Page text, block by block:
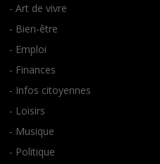
- Art de vivre
- Bien-être
- Emploi
- Finances
- Infos citoyennes
- Loisirs
- Musique
- Politique